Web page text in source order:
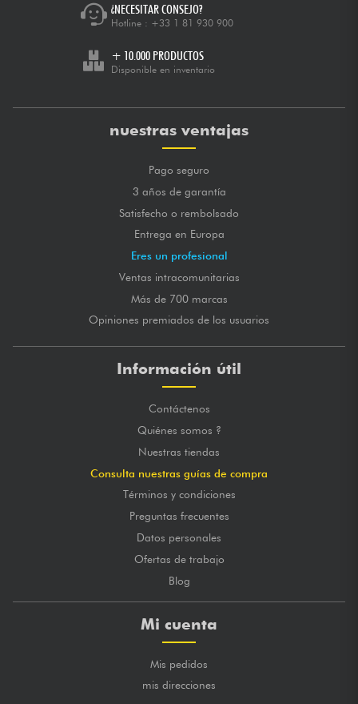
¿NECESITAR CONSEJO?
Hotline : +33 1 81 930 900
+ 10.000 PRODUCTOS
Disponible en inventario
nuestras ventajas
Pago seguro
3 años de garantía
Satisfecho o rembolsado
Entrega en Europa
Eres un profesional
Ventas intracomunitarias
Más de 700 marcas
Opiniones premiados de los usuarios
Información útil
Contáctenos
Quiénes somos ?
Nuestras tiendas
Consulta nuestras guías de compra
Términos y condiciones
Preguntas frecuentes
Datos personales
Ofertas de trabajo
Blog
Mi cuenta
Mis pedidos
mis direcciones